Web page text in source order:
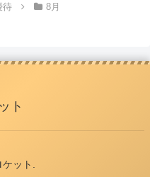
待 8月
ト
ット.